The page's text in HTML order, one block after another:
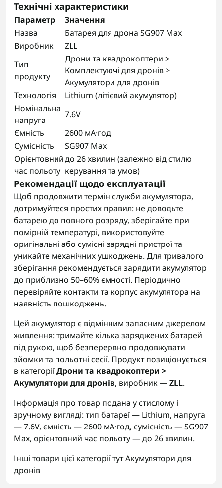
Технічні характеристики
Параметр
Значення
Назва
Батарея для дрона SG907 Max
Виробник
ZLL
Тип
продукту
Дрони та квадрокоптери >
Комплектуючі для дронів >
Акумулятори для дронів
Технологія
Lithium (літієвий акумулятор)
Номінальна
напруга
7.6V
Ємність
2600 мА·год
Сумісність
SG907 Max
Орієнтовний
час польоту
до 26 хвилин (залежно від стилю
керування та умов)
Рекомендації щодо експлуатації
Щоб продовжити термін служби акумулятора,
дотримуйтеся простих правил: не доводьте
батарею до повного розряду, зберігайте при
помірній температурі, використовуйте
оригінальні або сумісні зарядні пристрої та
уникайте механічних ушкоджень. Для тривалого
зберігання рекомендується зарядити акумулятор
до приблизно 50–60% ємності. Періодично
перевіряйте контакти та корпус акумулятора на
наявність пошкоджень.
Цей акумулятор є відмінним запасним джерелом
живлення: тримайте кілька заряджених батарей
під рукою, щоб безперервно продовжувати
зйомки та польотні сесії. Продукт позиціонується
в категоріїДрони та квадрокоптери >
Акумулятори для дронів, виробник —ZLL.
Інформація про товар подана у стислому і
зручному вигляді: тип батареї — Lithium, напруга
— 7.6V, ємність — 2600 мА·год, сумісність — SG907
Max, орієнтовний час польоту — до 26 хвилин.
Інші товари цієї категорії тутАкумулятори для
дронів